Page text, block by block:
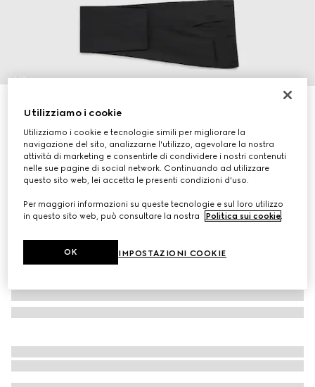
1/9
Variantenero
Utilizziamo i cookie
Utilizziamo i cookie e tecnologie simili per migliorare la
navigazione del sito, analizzarne l'utilizzo, agevolare la nostra
attività di marketing e consentirle di condividere i nostri contenuti
nelle sue pagine di social network. Continuando ad utilizzare
questo sito web, lei accetta le presenti condizioni d'uso.
Per maggiori informazioni su queste tecnologie e sul loro utilizzo
in questo sito web, può consultare la nostra
Politica sui cookie.
IMPOSTAZIONI COOKIE
OK